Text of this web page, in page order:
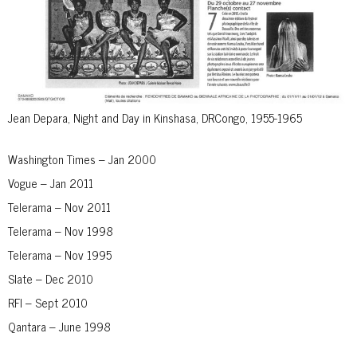
Jean Depara, Night and Day in Kinshasa, DRCongo, 1955-1965
Washington Times – Jan 2000
Vogue – Jan 2011
Telerama – Nov 2011
Telerama – Nov 1998
Telerama – Nov 1995
Slate – Dec 2010
RFI – Sept 2010
Qantara – June 1998